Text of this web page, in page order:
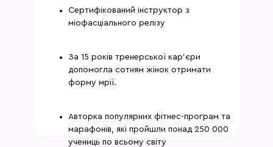
Сертифікований інструктор з
міофасціального релізу
За 15 років тренерської кар’єри
допомогла сотням жінок отримати
форму мрії.
Авторка популярних фітнес-програм та
марафонів, які пройшли понад 250 000
учениць по всьому світу